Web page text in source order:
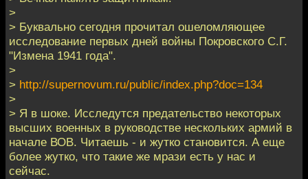
>
> Буквально сегодня прочитал ошеломляющее
исследование первых дней войны Покровского С.Г.
"Измена 1941 года".
>
> http://supernovum.ru/public/index.php?doc=134
>
> Я в шоке. Исследутся предательство некоторых
высших военных в руководстве нескольких армий в
начале ВОВ. Читаешь - и жутко становится. А еще
более жутко, что такие же мрази есть у нас и
сейчас.